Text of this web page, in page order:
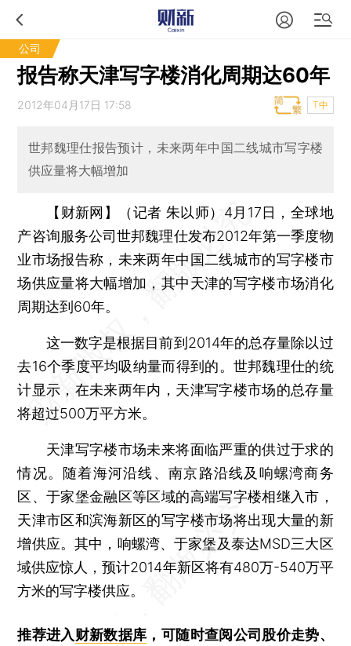
公司
报告称天津写字楼消化周期达60年
2012年04月17日 17:58 T中
世邦魏理仕报告预计，未来两年中国二线城市写字楼
供应量将大幅增加
【财新网】（记者 朱以师） 4月17日，全球地
产咨询服务公司世邦魏理仕发布2012年第一季度物
业市场报告称，未来两年中国二线城市的写字楼市
场供应量将大幅增加，其中天津的写字楼市场消化
周期达到60年。
这一数字是根据目前到2014年的总存量除以过
去16个季度平均吸纳量而得到的。世邦魏理仕的统
计显示，在未来两年内，天津写字楼市场的总存量
将超过500万平方米。
天津写字楼市场未来将面临严重的供过于求的
情况。随着海河沿线、南京路沿线及响螺湾商务
区、于家堡金融区等区域的高端写字楼相继入市，
天津市区和滨海新区的写字楼市场将出现大量的新
增供应。其中，响螺湾、于家堡及泰达MSD三大区
域供应惊人，预计2014年新区将有480万-540万平
方米的写字楼供应。
推荐进入财新数据库 ，可随时查阅公司股价走势、